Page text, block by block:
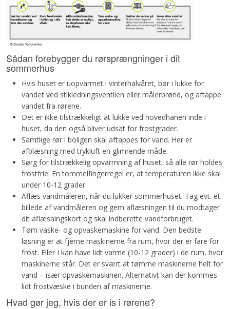
Sådan forebygger du rørsprængninger i dit
sommerhus
Hvis huset er uopvarmet i vinterhalvåret, bør i lukke for
vandet ved stikledningsventilen eller målerbrønd, og aftappe
vandet fra rørene.
Det er ikke tilstrækkeligt at lukke ved hovedhanen inde i
huset, da den også bliver udsat for frostgrader.
Samtlige rør i boligen skal aftappes for vand. Her er
afblæsning med trykluft en glimrende måde.
Sørg for tilstrækkelig opvarmning af huset, så alle rør holdes
frostfrie. En tommelfingerregel er, at temperaturen ikke skal
under 10-12 grader.
Aflæs vandmåleren, når du lukker sommerhuset. Tag evt. et
billede af vandmåleren og gem aflæsningen til du modtager
dit aflæsningskort og skal indberette vandforbruget.
Tøm vaske- og opvaskemaskine for vand. Den bedste
løsning er at fjerne maskinerne fra rum, hvor der er fare for
frost. Eller I kan have lidt varme (10-12 grader) i de rum, hvor
maskinerne står. Det er svært at tømme maskinerne helt for
vand – især opvaskemaskinen. Alternativt kan der kommes
lidt frostvæske i bunden af maskinerne.
Hvad gør jeg, hvis der er is i rørene?